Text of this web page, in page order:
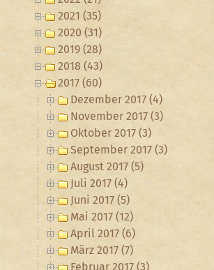
2021 (35)
2020 (31)
2019 (28)
2018 (43)
2017 (60)
Dezember 2017 (4)
November 2017 (3)
Oktober 2017 (3)
September 2017 (3)
August 2017 (5)
Juli 2017 (4)
Juni 2017 (5)
Mai 2017 (12)
April 2017 (6)
März 2017 (7)
Februar 2017 (3)